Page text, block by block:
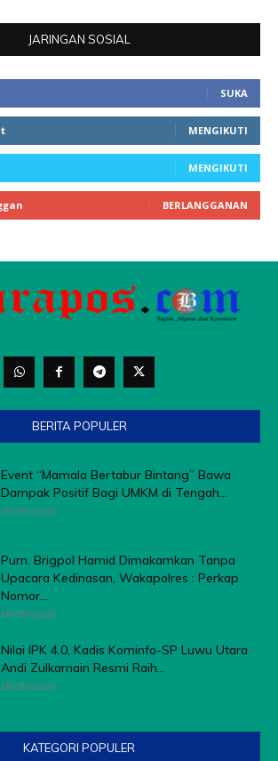
BERITA POPULER
Event “Mamala Bertabur Bintang” Bawa
Dampak Positif Bagi UMKM di Tengah...
08/08/2026
Purn. Brigpol Hamid Dimakamkan Tanpa
Upacara Kedinasan, Wakapolres : Perkap
Nomor...
08/08/2026
Nilai IPK 4.0, Kadis Kominfo-SP Luwu Utara
Andi Zulkarnain Resmi Raih...
08/08/2026
KATEGORI POPULER